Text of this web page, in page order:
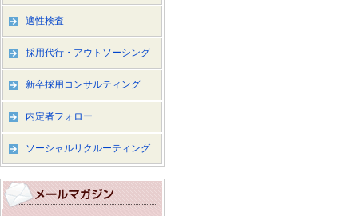
適性検査
採用代行・アウトソーシング
新卒採用コンサルティング
内定者フォロー
ソーシャルリクルーティング